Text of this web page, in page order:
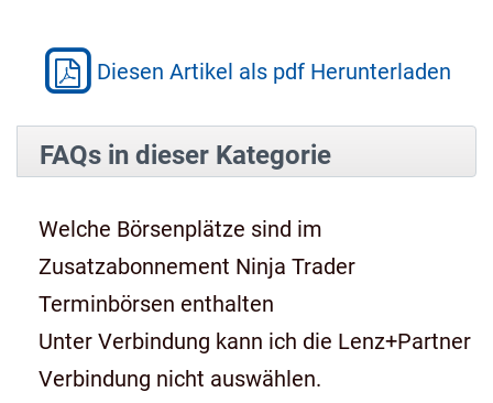
Diesen Artikel als pdf Herunterladen
FAQs in dieser Kategorie
Welche Börsenplätze sind im
Zusatzabonnement Ninja Trader
Terminbörsen enthalten
Unter Verbindung kann ich die Lenz+Partner
Verbindung nicht auswählen.